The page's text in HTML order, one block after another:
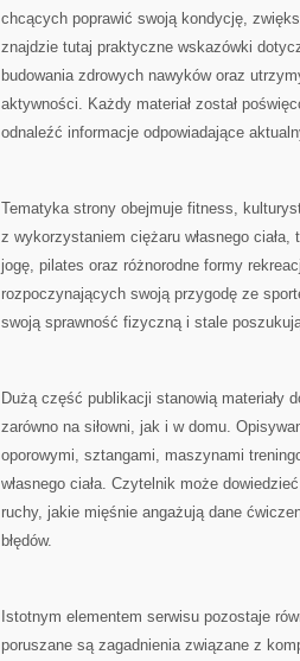
chcących poprawić swoją kondycję,
znajdzie tutaj praktyczne wskazówki
budowania zdrowych nawyków oraz
aktywności. Każdy materiał został
odnaleźć informacje odpowiadające
Tematyka strony obejmuje fitness,
z wykorzystaniem ciężaru własnego
jogę, pilates oraz różnorodne formy
rozpoczynających swoją przygodę ze
swoją sprawność fizyczną i stale
Dużą część publikacji stanowią materiały
zarówno na siłowni, jak i w domu.
oporowymi, sztangami, maszynami
własnego ciała. Czytelnik może
ruchy, jakie mięśnie angażują dane
błędów.
Istotnym elementem serwisu pozostaje
poruszane są zagadnienia związane z